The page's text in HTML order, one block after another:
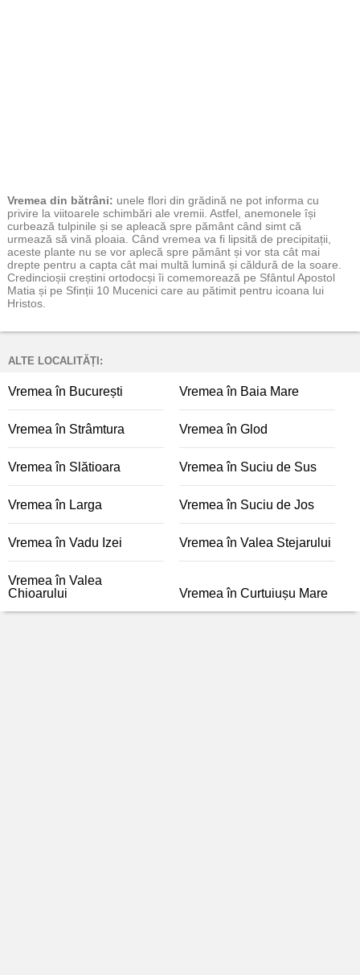
Vremea din bătrâni: unele flori din grădină ne pot informa cu
privire la viitoarele schimbări ale vremii. Astfel, anemonele își
curbează tulpinile și se apleacă spre pământ când simt că
urmează să vină ploaia. Când vremea va fi lipsită de precipitații,
aceste plante nu se vor aplecă spre pământ și vor sta cât mai
drepte pentru a capta cât mai multă lumină și căldură de la soare.
Credincioșii creștini ortodocși îi comemorează pe Sfântul Apostol
Matia și pe Sfinții 10 Mucenici care au pătimit pentru icoana lui
Hristos.
ALTE LOCALITĂȚI:
Vremea în București Vremea în Baia Mare
Vremea în Strâmtura Vremea în Glod
Vremea în Slătioara Vremea în Suciu de Sus
Vremea în Larga Vremea în Suciu de Jos
Vremea în Vadu Izei Vremea în Valea Stejarului
Vremea în Valea
Chioarului
Vremea în Curtuiușu Mare